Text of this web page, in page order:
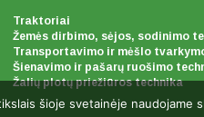
Traktoriai
Žemės dirbimo, sėjos, sodinimo
Transportavimo ir mėšlo
Šienavimo ir pašarų ruošimo
Žalių plotų priežiūros technika
šioje svetainėje